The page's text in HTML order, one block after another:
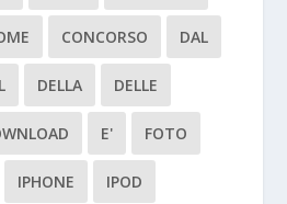
CONCORSO DAL
DELLA DELLE
E' FOTO
IPHONE IPOD